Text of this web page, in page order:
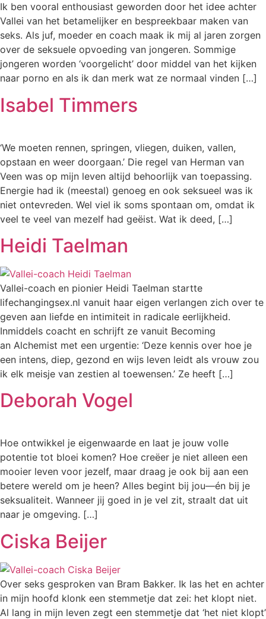
Ik ben vooral enthousiast geworden door het idee achter
Vallei van het betamelijker en bespreekbaar maken van
seks. Als juf, moeder en coach maak ik mij al jaren zorgen
over de seksuele opvoeding van jongeren. Sommige
jongeren worden ‘voorgelicht’ door middel van het kijken
naar porno en als ik dan merk wat ze normaal vinden […]
Isabel Timmers
‘We moeten rennen, springen, vliegen, duiken, vallen,
opstaan en weer doorgaan.’ Die regel van Herman van
Veen was op mijn leven altijd behoorlijk van toepassing.
Energie had ik (meestal) genoeg en ook seksueel was ik
niet ontevreden. Wel viel ik soms spontaan om, omdat ik
veel te veel van mezelf had geëist. Wat ik deed, […]
Heidi Taelman
Vallei-coach en pionier Heidi Taelman startte
lifechangingsex.nl vanuit haar eigen verlangen zich over te
geven aan liefde en intimiteit in radicale eerlijkheid.
Inmiddels coacht en schrijft ze vanuit Becoming
an Alchemist met een urgentie: ‘Deze kennis over hoe je
een intens, diep, gezond en wijs leven leidt als vrouw zou
ik elk meisje van zestien al toewensen.’ Ze heeft […]
Deborah Vogel
Hoe ontwikkel je eigenwaarde en laat je jouw volle
potentie tot bloei komen? Hoe creëer je niet alleen een
mooier leven voor jezelf, maar draag je ook bij aan een
betere wereld om je heen? Alles begint bij jou—én bij je
seksualiteit. Wanneer jij goed in je vel zit, straalt dat uit
naar je omgeving. […]
Ciska Beijer
Over seks gesproken van Bram Bakker. Ik las het en achter
in mijn hoofd klonk een stemmetje dat zei: het klopt niet.
Al lang in mijn leven zegt een stemmetje dat ‘het niet klopt’